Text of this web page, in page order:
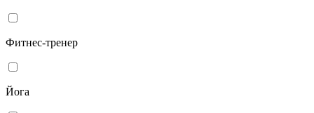
Фитнес-тренер
Йога